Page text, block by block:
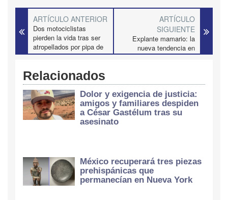
ARTÍCULO ANTERIOR
Dos motociclistas
pierden la vida tras ser
atropellados por pipa de
agua en Tlalpan;
ARTÍCULO
SIGUIENTE
Explante mamario: la
nueva tendencia en
cirugía de busto que
David De Rungs
Relacionados
Dolor y exigencia de justicia:
amigos y familiares despiden
a César Gastélum tras su
asesinato
México recuperará tres piezas
prehispánicas que
permanecían en Nueva York